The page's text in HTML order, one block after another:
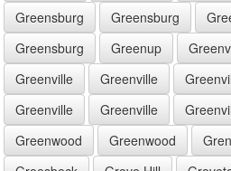
Greensburg
Greensburg
Greensburg
Greenup
Greenville
Greenville
Greenville
Greenville
Greenwood
Greenwood